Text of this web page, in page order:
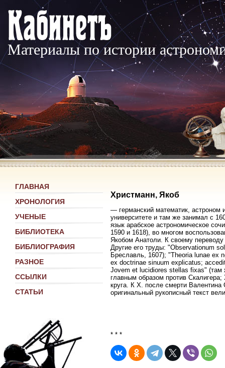
Материалы по истории
ГЛАВНАЯ
ХРОНОЛОГИЯ
УЧЕНЫЕ
БИБЛИОТЕКА
БИБЛИОГРАФИЯ
РАЗНОЕ
ССЫЛКИ
СТАТЬИ
Христманн, Якоб
— германский математик, астроном
университете и там же занимал с
язык арабское астрономическое
1590 и 1618), во многом
Якобом Анатоли. К своему
Другие его труды: "Observationum
Бреславль, 1607); "Theoria lunae ex
ex doctrinae sinuum explicatus;
Jovem et lucidiores stellas fixas" (там
главным образом против
круга. К X. после смерти Валентина
оригинальный рукописный текст
* * *